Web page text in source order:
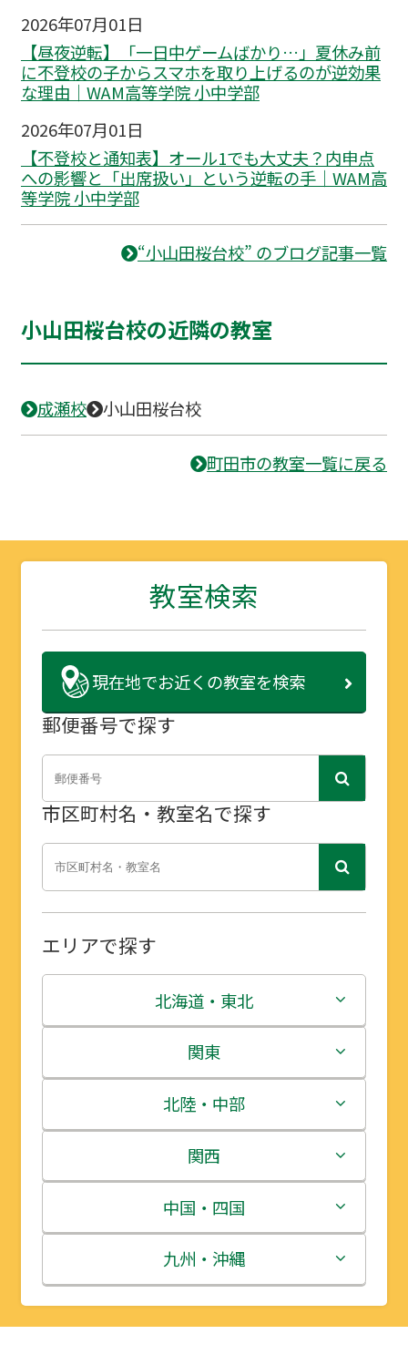
2026年07月01日
【昼夜逆転】「一日中ゲームばかり…」夏休み前
に不登校の子からスマホを取り上げるのが逆効果
な理由｜WAM高等学院 小中学部
2026年07月01日
【不登校と通知表】オール1でも大丈夫？内申点
への影響と「出席扱い」という逆転の手｜WAM高
等学院 小中学部
“小山田桜台校” のブログ記事一覧
小山田桜台校の近隣の教室
成瀬校 小山田桜台校
町田市の教室一覧に戻る
教室検索
現在地でお近くの教室を検索
郵便番号で探す
市区町村名・教室名で探す
エリアで探す
北海道・東北
北海道
青森県
岩手県
宮城県
秋田県
山形県
関東
茨城県
栃木県
群馬県
埼玉県
千葉県
北陸・中部
新潟県
富山県
石川県
福井県
関西
三重県
滋賀県
京都府
中国・四国
鳥取県
島根県
九州・沖縄
福岡県